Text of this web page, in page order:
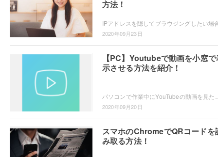
方法！
2020年09月23日
【PC】Youtubeで動画を小窓
示させる方法を紹介！
2020年09月20日
スマホのChromeでQRコードを
み取る方法！